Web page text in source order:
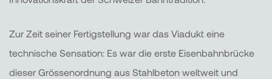
Zur Zeit seiner Fertigstellung war das Viadukt eine
technische Sensation: Es war die erste Eisenbahnbrücke
dieser Grössenordnung aus Stahlbeton weltweit und